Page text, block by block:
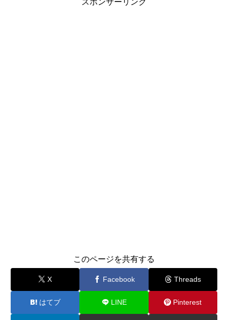
スポンサーリンク
このページを共有する
X Facebook Threads
はてブ LINE Pinterest